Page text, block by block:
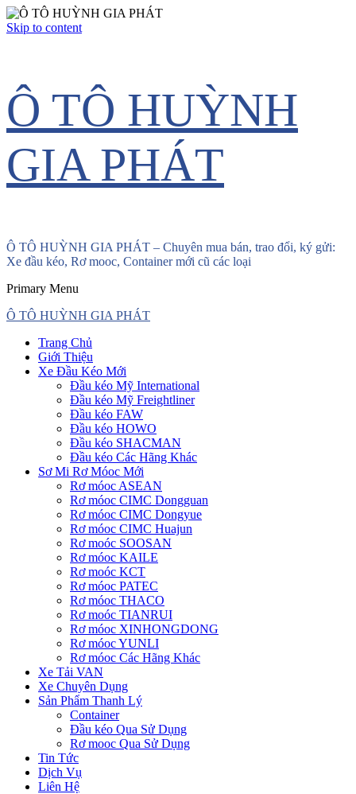
Skip to content
Ô TÔ HUỲNH
GIA PHÁT
Ô TÔ HUỲNH GIA PHÁT – Chuyên mua bán, trao đổi, ký gửi:
Xe đầu kéo, Rơ mooc, Container mới cũ các loại
Primary Menu
Ô TÔ HUỲNH GIA PHÁT
Trang Chủ
Giới Thiệu
Xe Đầu Kéo Mới
Đầu kéo Mỹ International
Đầu kéo Mỹ Freightliner
Đầu kéo FAW
Đầu kéo HOWO
Đầu kéo SHACMAN
Đầu kéo Các Hãng Khác
Sơ Mi Rơ Móoc Mới
Rơ móoc ASEAN
Rơ móoc CIMC Dongguan
Rơ móoc CIMC Dongyue
Rơ móoc CIMC Huajun
Rơ moóc SOOSAN
Rơ móoc KAILE
Rơ moóc KCT
Rơ móoc PATEC
Rơ móoc THACO
Rơ moóc TIANRUI
Rơ móoc XINHONGDONG
Rơ móoc YUNLI
Rơ móoc Các Hãng Khác
Xe Tải VAN
Xe Chuyên Dụng
Sản Phẩm Thanh Lý
Container
Đầu kéo Qua Sử Dụng
Rơ mooc Qua Sử Dụng
Tin Tức
Dịch Vụ
Liên Hệ